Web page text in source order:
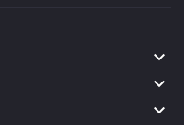
keyboard_arrow_down
keyboard_arrow_down
keyboard_arrow_down